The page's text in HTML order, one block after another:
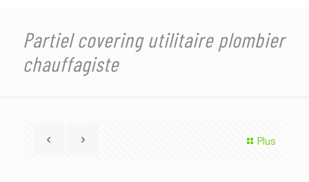
Partiel covering utilitaire plombier
chauffagiste
Plus